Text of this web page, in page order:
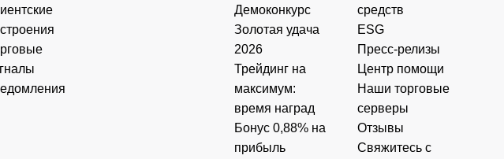
Демоконкурс
Золотая удача
2026
Трейдинг на
максимум:
время наград
Бонус 0,88% на
прибыль
средств
ESG
Пресс-релизы
Центр помощи
Наши торговые
серверы
Отзывы
Свяжитесь с